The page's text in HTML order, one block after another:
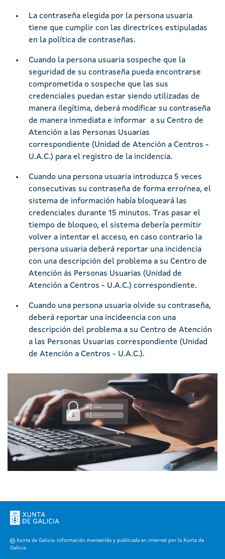
La contraseña elegida por la persona usuaria
tiene que cumplir con las directrices estipuladas
en la política de contraseñas.
Cuando la persona usuaria sospeche que la
seguridad de su contraseña pueda encontrarse
comprometida o sospeche que las sus
credenciales puedan estar siendo utilizadas de
manera ilegítima, deberá modificar su contraseña
de manera inmediata e informar a su Centro de
Atención a las Personas Usuarias
correspondiente (Unidad de Atención a Centros -
U.A.C.) para el registro de la incidencia.
Cuando una persona usuaria introduzca 5 veces
consecutivas su contraseña de forma erroŕnea, el
sistema de información había bloqueará las
credenciales durante 15 minutos. Tras pasar el
tiempo de bloqueo, el sistema debería permitir
volver a intentar el acceso, en caso contrario la
persona usuaria deberá reportar una incidencia
con una descripción del problema a su Centro de
Atención ás Personas Usuarias (Unidad de
Atención a Centros - U.A.C.) correspondiente.
Cuando una persona usuaria olvide su contraseña,
deberá reportar una incideencia con una
descripción del problema a su Centro de Atención
a las Personas Usuarias correspondiente (Unidad
de Atención a Centros - U.A.C.).
Imaxe
Xunta de Galicia. Información mantenida y publicada en internet por la Xunta de
Galicia